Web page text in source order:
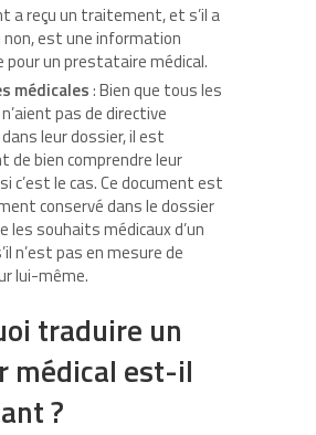
a reçu un traitement, et s’il a
non, est une information
pour un prestataire médical.
médicales: Bien que tous les
pas de directive
leur dossier, il est
de bien comprendre leur
c’est le cas. Ce document est
conservé dans le dossier
les souhaits médicaux d’un
n’est pas en mesure de
lui-même.
traduire un
médical est-il
?